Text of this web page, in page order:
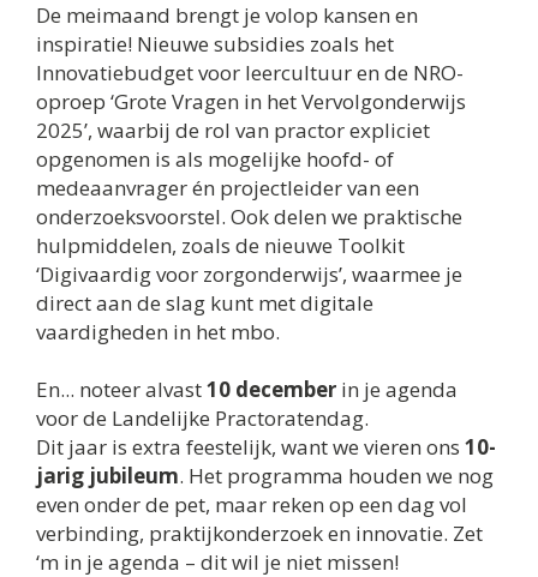
De meimaand brengt je volop kansen en
inspiratie! Nieuwe subsidies zoals het
Innovatiebudget voor leercultuur en de NRO-
oproep ‘Grote Vragen in het Vervolgonderwijs
2025’, waarbij de rol van practor expliciet
opgenomen is als mogelijke hoofd- of
medeaanvrager én projectleider van een
onderzoeksvoorstel. Ook delen we praktische
hulpmiddelen, zoals de nieuwe Toolkit
‘Digivaardig voor zorgonderwijs’, waarmee je
direct aan de slag kunt met digitale
vaardigheden in het mbo.
En... noteer alvast10 december in je agenda
voor de Landelijke Practoratendag.
Dit jaar is extra feestelijk, want we vieren ons 10-
jarig jubileum. Het programma houden we nog
even onder de pet, maar reken op een dag vol
verbinding, praktijkonderzoek en innovatie. Zet
‘m in je agenda – dit wil je niet missen!